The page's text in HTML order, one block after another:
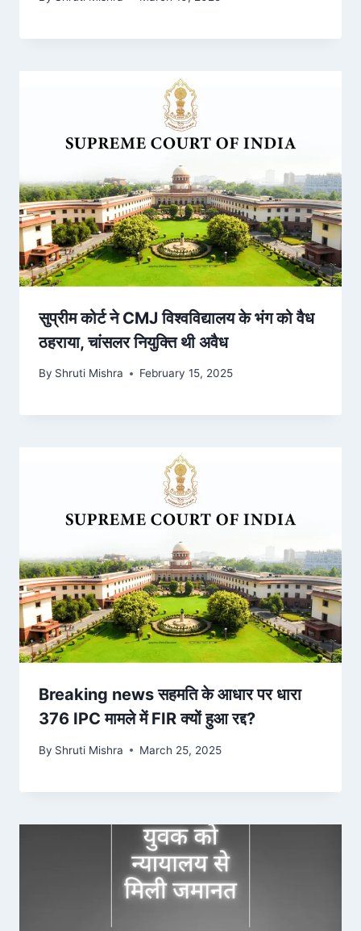
सुप्रीम कोर्ट ने CMJ विश्वविद्यालय के भंग को वैध
ठहराया, चांसलर नियुक्ति थी अवैध
By Shruti Mishra February 15, 2025
Breaking news सहमति के आधार पर धारा
376 IPC मामले में FIR क्यों हुआ रद्द?
By Shruti Mishra March 25, 2025